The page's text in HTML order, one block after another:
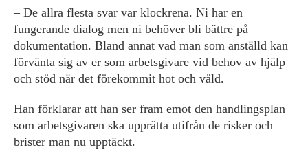
– De allra flesta svar var klockrena. Ni har en
fungerande dialog men ni behöver bli bättre på
dokumentation. Bland annat vad man som anställd kan
förvänta sig av er som arbetsgivare vid behov av hjälp
och stöd när det förekommit hot och våld.
Han förklarar att han ser fram emot den handlingsplan
som arbetsgivaren ska upprätta utifrån de risker och
brister man nu upptäckt.